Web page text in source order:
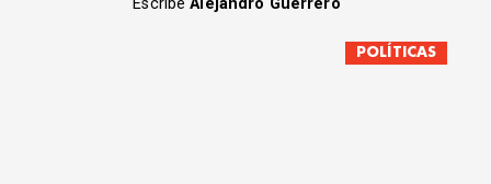
POLÍTICAS